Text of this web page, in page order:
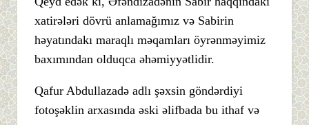
xatirələri dövrü anlamağımız və Sabirin
həyatındakı maraqlı məqamları öyrənməyimiz
baxımından olduqca əhəmiyyətlidir.
Qafur Abdullazadə adlı şəxsin göndərdiyi
fotoşəklin arxasında əski əlifbada bu ithaf və